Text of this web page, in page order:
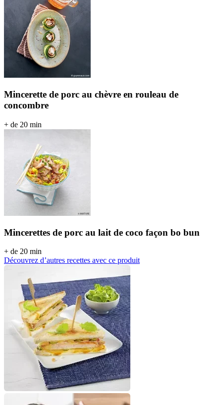
Mincerette de porc au chèvre en rouleau de
concombre
+ de 20 min
Mincerettes de porc au lait de coco façon bo bun
+ de 20 min
Découvrez d’autres recettes avec ce produit